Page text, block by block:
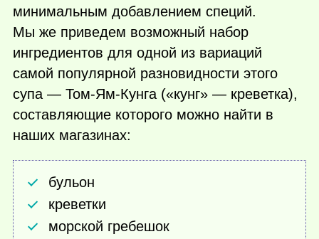
минимальным добавлением специй.
Мы же приведем возможный набор
ингредиентов для одной из вариаций
самой популярной разновидности этого
супа — Том-Ям-Кунга («кунг» — креветка),
составляющие которого можно найти в
наших магазинах:
бульон
креветки
морской гребешок